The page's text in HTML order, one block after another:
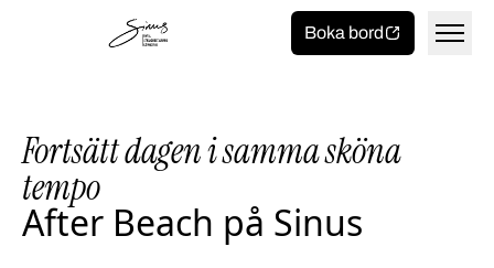
Mat och dryck
Boka bord
Toggla
Fortsätt dagen i samma sköna
tempo
After Beach på Sinus